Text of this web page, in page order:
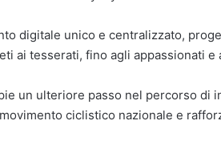
digitale unico e centralizzato,
ai tesserati, fino agli appassionati e
un ulteriore passo nel percorso di
ciclistico nazionale e